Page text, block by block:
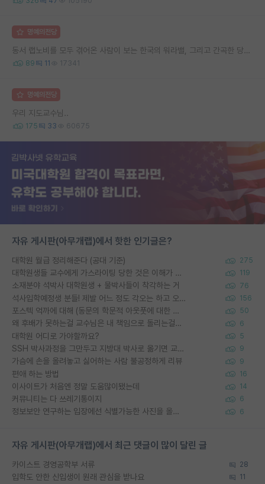
명예의전당
동서 랩노비를 모두 겪어온 사람이 보는 한국의 워라밸, 그리고 간곡한 당부의 말씀
89 11 17341
명예의전당
우리 지도교수님..
175 33 60675
자유 게시판(아무개랩)에서 핫한 인기글은?
대학원 월급 정리해준다 (공대 기준) 275
대학원생들 교수에게 가스라이팅 당한 것은 이해가 갑니다. 안타깝네요. 119
소재분야 석박사 대학원생 + 물박사들이 착각하는 거 76
석사입학예정생 분들! 제발 어느 정도 각오는 하고 오세요. 156
포스텍 억까에 대해 (동문의 학문적 아웃풋에 대한 반박) 50
왜 후배가 못하는걸 교수님은 내 책임으로 돌리는걸까요? 6
대학원 어디로 가야할까요? 5
SSH 박사과정을 그만두고 지방대 박사로 옮기면 교수의 꿈은 끝일까요? 9
가슴에 손을 올려놓고 싫어하는 사람 불공정하게 리뷰 9
편애 하는 방법 16
이사이트가 처음엔 정말 도움많이됐는데 14
커뮤니티는 다 쓰레기통이지 6
정보보안 연구하는 입장에선 식별가능한 사진을 올리는건 비추이긴함 6
자유 게시판(아무개랩)에서 최근 댓글이 많이 달린 글
카이스트 경영공학부 서류 28
입학도 안한 신입생이 원래 관심을 받나요 11